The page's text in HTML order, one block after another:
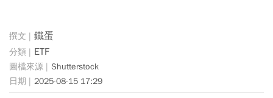
鐵蛋
ETF
Shutterstock
2025-08-15 17:29